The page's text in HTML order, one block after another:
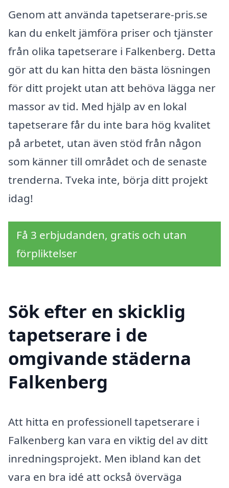
Genom att använda tapetserare-pris.se
kan du enkelt jämföra priser och tjänster
från olika tapetserare i Falkenberg. Detta
gör att du kan hitta den bästa lösningen
för ditt projekt utan att behöva lägga ner
massor av tid. Med hjälp av en lokal
tapetserare får du inte bara hög kvalitet
på arbetet, utan även stöd från någon
som känner till området och de senaste
trenderna. Tveka inte, börja ditt projekt
idag!
Få 3 erbjudanden, gratis och utan
förpliktelser
Sök efter en skicklig
tapetserare i de
omgivande städerna
Falkenberg
Att hitta en professionell tapetserare i
Falkenberg kan vara en viktig del av ditt
inredningsprojekt. Men ibland kan det
vara en bra idé att också överväga